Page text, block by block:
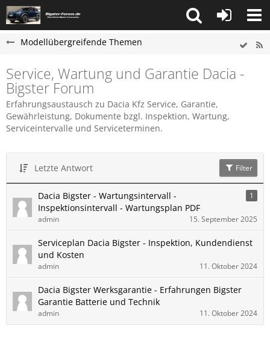
Modellübergreifende Themen
Service, Wartung und Garantie Dacia -
Bigster Forum
Erfahrungsaustausch zu Dacia Kfz Service, Garantie,
Gewährleistung, Dokumente bzgl. Inspektion, Wartung,
Serviceintervalle und Serviceterminen.
Letzte Antwort Filter
Dacia Bigster - Wartungsintervall -
Inspektionsintervall - Wartungsplan PDF
1
admin 15. September 2025
Serviceplan Dacia Bigster - Inspektion, Kundendienst
und Kosten
admin 11. Oktober 2024
Dacia Bigster Werksgarantie - Erfahrungen Bigster
Garantie Batterie und Technik
admin 11. Oktober 2024